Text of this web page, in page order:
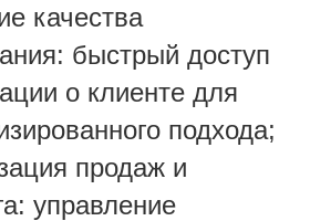
качества
быстрый доступ
о клиенте для
подхода;
продаж и
управление